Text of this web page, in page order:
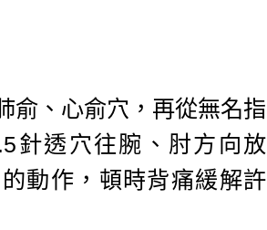
俞、心俞穴，再從無名指
針透穴往腕、肘方向放
動作，頓時背痛緩解許